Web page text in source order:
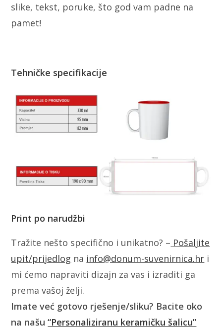
slike, tekst, poruke, što god vam padne na
pamet!
Tehničke specifikacije
Print po narudžbi
Tražite nešto specifično i unikatno? – Pošaljite
upit/prijedlog na info@donum-suvenirnica.hr i
mi ćemo napraviti dizajn za vas i izraditi ga
prema vašoj želji.
Imate već gotovo rješenje/sliku? Bacite oko
na našu“Personaliziranu keramičku šalicu”